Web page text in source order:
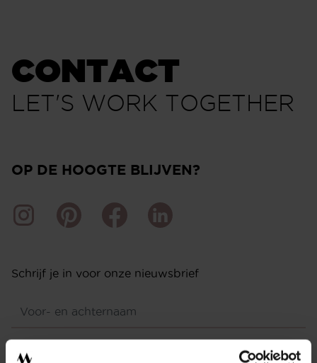
ONTWERPSTUDIO
CONTACT
LET'S WORK TOGETHER
OP DE HOOGTE BLIJVEN?
Schrijf je in voor onze nieuwsbrief